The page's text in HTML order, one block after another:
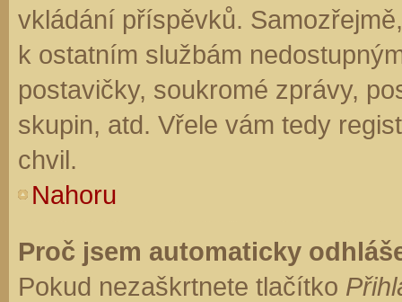
vkládání příspěvků.
k ostatním službám
postavičky, soukromé zprávy,
skupin, atd. Vřele vám tedy
chvil.
Nahoru
Proč jsem automaticky
Pokud nezaškrtnete tlačítko